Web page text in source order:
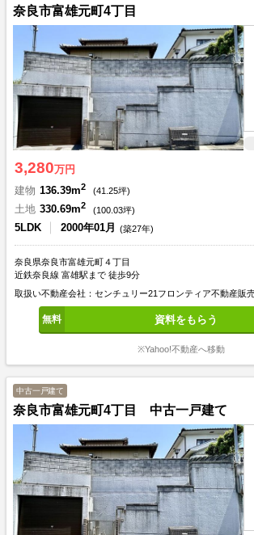
奈良市富雄元町4丁目
3,280万円
建物 136.39m2 (41.25坪)
土地 330.69m2 (100.03坪)
5LDK 2000年01月 (築27年)
奈良県奈良市富雄元町４丁目
近鉄奈良線 富雄駅まで 徒歩9分
取扱い不動産会社：センチュリー21フロンティア不動産
資料をもらう
※Yahoo!不動産へ移動
中古一戸建て
奈良市富雄元町4丁目 中古一戸建て